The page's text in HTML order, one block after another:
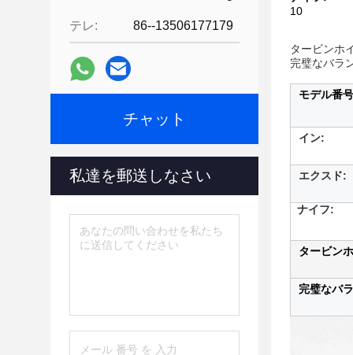
テレ: 86--13506177179
チャット
私達を郵送しなさい
10
タービンホ
完璧なバラ
モデル番号
イン:
エクスド:
ナイフ:
タービン
完璧なバ